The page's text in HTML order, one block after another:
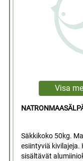
Säkkikoko 50kg.
esiintyviä kivilajeja.
sisältävät